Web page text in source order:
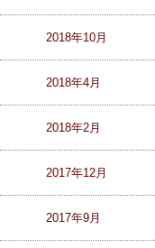
2018年10月
2018年4月
2018年2月
2017年12月
2017年9月